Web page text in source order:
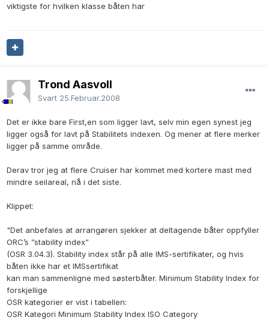
viktigste for hvilken klasse båten har
Trond Aasvoll
Svart 25.Februar.2008
Det er ikke bare First,en som ligger lavt, selv min egen synest jeg
ligger også for lavt på Stabilitets indexen. Og mener at flere merker
ligger på samme område.
Derav tror jeg at flere Cruiser har kommet med kortere mast med
mindre seilareal, nå i det siste.
Klippet:
"Det anbefales at arrangøren sjekker at deltagende båter oppfyller
ORC’s ”stability index”
(OSR 3.04.3). Stability index står på alle IMS-sertifikater, og hvis
båten ikke har et IMSsertifikat
kan man sammenligne med søsterbåter. Minimum Stability Index for
forskjellige
OSR kategorier er vist i tabellen:
OSR Kategori Minimum Stability Index ISO Category